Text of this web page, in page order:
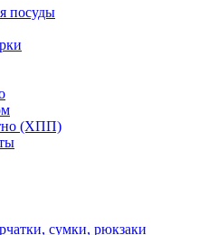
посуды
(ХПП)
сумки, рюкзаки